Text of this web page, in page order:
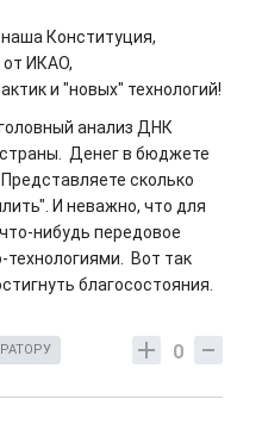
Конституция,
от ИКАО,
и "новых" технологий!
анализ ДНК
Денег в бюджете
сколько
И неважно, что для
нибудь передовое
Вот так
благосостояния.
0